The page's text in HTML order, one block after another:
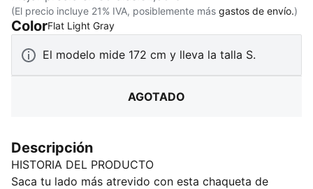
(El precio incluye 21% IVA, posiblemente más gastos de envío.)
ColorFlat Light Gray:
El modelo mide 172 cm y lleva la talla S.
AGOTADO
Descripción
HISTORIA DEL PRODUCTO
Saca tu lado más atrevido con esta chaqueta de